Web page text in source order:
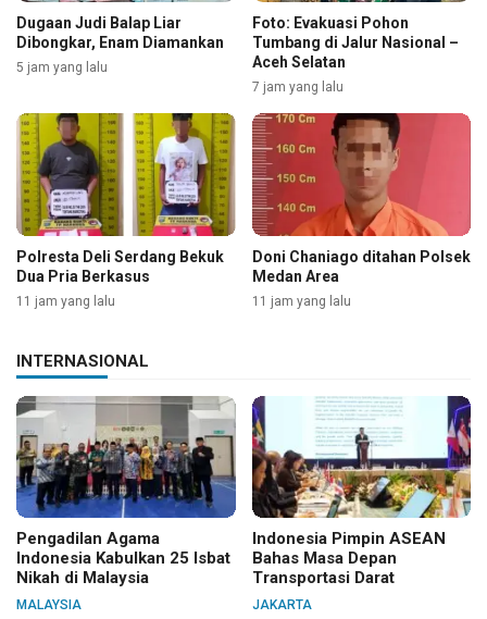
Dugaan Judi Balap Liar
Dibongkar, Enam Diamankan
5 jam yang lalu
Foto: Evakuasi Pohon
Tumbang di Jalur Nasional –
Aceh Selatan
7 jam yang lalu
Polresta Deli Serdang Bekuk
Dua Pria Berkasus
11 jam yang lalu
Doni Chaniago ditahan Polsek
Medan Area
11 jam yang lalu
INTERNASIONAL
Pengadilan Agama
Indonesia Kabulkan 25 Isbat
Nikah di Malaysia
MALAYSIA
Indonesia Pimpin ASEAN
Bahas Masa Depan
Transportasi Darat
JAKARTA